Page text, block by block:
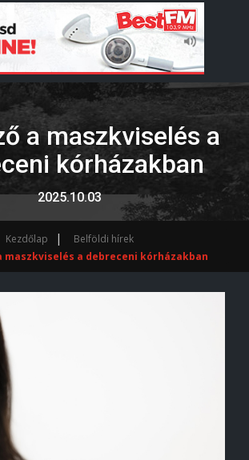
a maszkviselés a
kórházakban
2025.10.03
Kezdőlap
Belföldi hírek
maszkviselés a debreceni kórházakban